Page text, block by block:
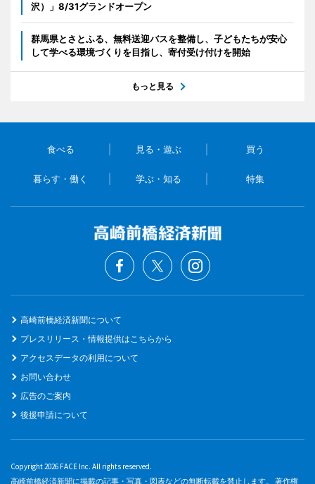
沢）」8/31グランドオープン
群馬県とさとふる、無料送迎バスを整備し、子どもたちが安心
して学べる環境づくりを目指し、寄付受け付けを開始
もっと見る
食べる 見る・遊ぶ 買う
暮らす・働く 学ぶ・知る 特集
高崎前橋経済新聞について
プレスリリース・情報提供はこちらから
アクセスデータの利用について
お問い合わせ
広告のご案内
後援申請について
Copyright 2026 FACE Inc. All rights reserved.
高崎前橋経済新聞に掲載の記事・写真・図表などの無断転載を禁止します。 著作権